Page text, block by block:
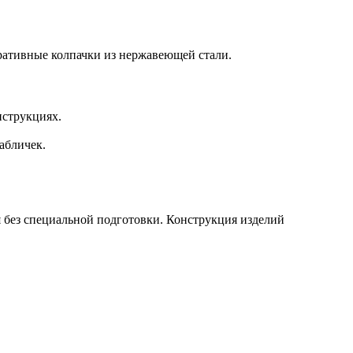
колпачки из нержавеющей стали.
специальной подготовки. Конструкция изделий